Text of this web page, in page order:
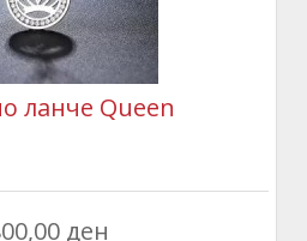
ланче Queen
ден